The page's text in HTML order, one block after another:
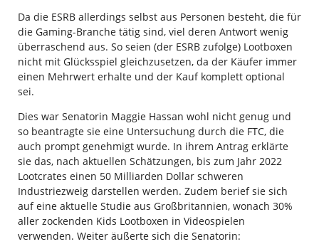
Da die ESRB allerdings selbst aus Personen besteht, die für
die Gaming-Branche tätig sind, viel deren Antwort wenig
überraschend aus. So seien (der ESRB zufolge) Lootboxen
nicht mit Glücksspiel gleichzusetzen, da der Käufer immer
einen Mehrwert erhalte und der Kauf komplett optional
sei.
Dies war Senatorin Maggie Hassan wohl nicht genug und
so beantragte sie eine Untersuchung durch die FTC, die
auch prompt genehmigt wurde. In ihrem Antrag erklärte
sie das, nach aktuellen Schätzungen, bis zum Jahr 2022
Lootcrates einen 50 Milliarden Dollar schweren
Industriezweig darstellen werden. Zudem berief sie sich
auf eine aktuelle Studie aus Großbritannien, wonach 30%
aller zockenden Kids Lootboxen in Videospielen
verwenden. Weiter äußerte sich die Senatorin: